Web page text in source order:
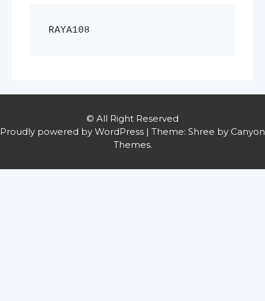
RAYA108
© All Right Reserved
Proudly powered by WordPress | Theme: Shree by Canyon
Themes.